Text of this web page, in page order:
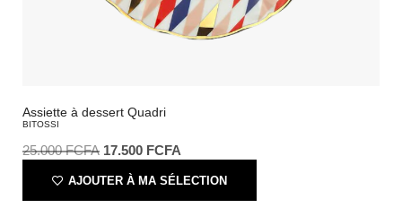
Assiette à dessert Quadri
BITOSSI
25.000FCFA 17.500 FCFA
AJOUTER À MA SÉLECTION